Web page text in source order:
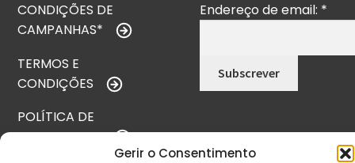
Gerir o Consentimento
CONDIÇÕES DE
CAMPANHAS*
TERMOS E
CONDIÇÕES
POLÍTICA DE
PRIVACIDADE
Endereço de email: *